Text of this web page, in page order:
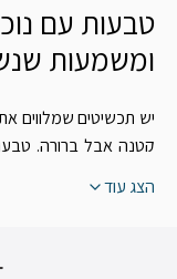
טבעות עם
ומשמעות
יש תכשיטים שמלווים
קטנה אבל ברורה.
מהשפה האישית שלך
חיבור, סגנון ונוכחות
הצג עוד